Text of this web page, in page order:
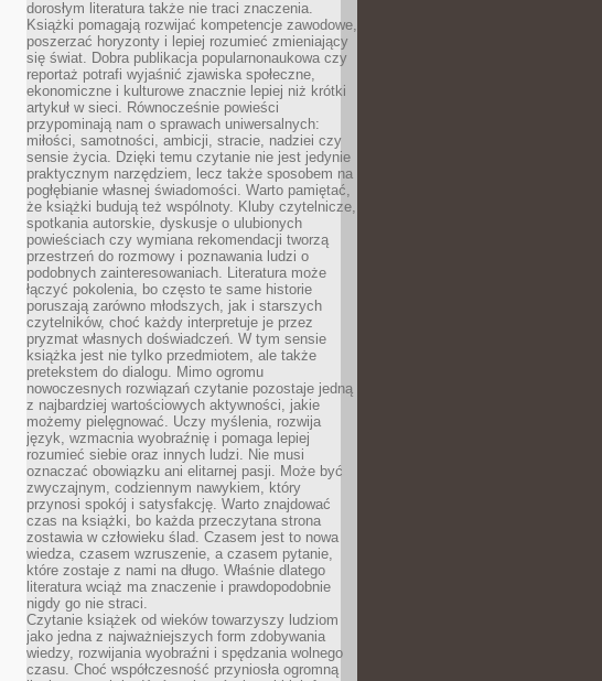
dorosłym literatura także nie traci znaczenia.
Książki pomagają rozwijać kompetencje zawodowe,
poszerzać horyzonty i lepiej rozumieć zmieniający
się świat. Dobra publikacja popularnonaukowa czy
reportaż potrafi wyjaśnić zjawiska społeczne,
ekonomiczne i kulturowe znacznie lepiej niż krótki
artykuł w sieci. Równocześnie powieści
przypominają nam o sprawach uniwersalnych:
miłości, samotności, ambicji, stracie, nadziei czy
sensie życia. Dzięki temu czytanie nie jest jedynie
praktycznym narzędziem, lecz także sposobem na
pogłębianie własnej świadomości. Warto pamiętać,
że książki budują też wspólnoty. Kluby czytelnicze,
spotkania autorskie, dyskusje o ulubionych
powieściach czy wymiana rekomendacji tworzą
przestrzeń do rozmowy i poznawania ludzi o
podobnych zainteresowaniach. Literatura może
łączyć pokolenia, bo często te same historie
poruszają zarówno młodszych, jak i starszych
czytelników, choć każdy interpretuje je przez
pryzmat własnych doświadczeń. W tym sensie
książka jest nie tylko przedmiotem, ale także
pretekstem do dialogu. Mimo ogromu
nowoczesnych rozwiązań czytanie pozostaje jedną
z najbardziej wartościowych aktywności, jakie
możemy pielęgnować. Uczy myślenia, rozwija
język, wzmacnia wyobraźnię i pomaga lepiej
rozumieć siebie oraz innych ludzi. Nie musi
oznaczać obowiązku ani elitarnej pasji. Może być
zwyczajnym, codziennym nawykiem, który
przynosi spokój i satysfakcję. Warto znajdować
czas na książki, bo każda przeczytana strona
zostawia w człowieku ślad. Czasem jest to nowa
wiedza, czasem wzruszenie, a czasem pytanie,
które zostaje z nami na długo. Właśnie dlatego
literatura wciąż ma znaczenie i prawdopodobnie
nigdy go nie straci.
Czytanie książek od wieków towarzyszy ludziom
jako jedna z najważniejszych form zdobywania
wiedzy, rozwijania wyobraźni i spędzania wolnego
czasu. Choć współczesność przyniosła ogromną